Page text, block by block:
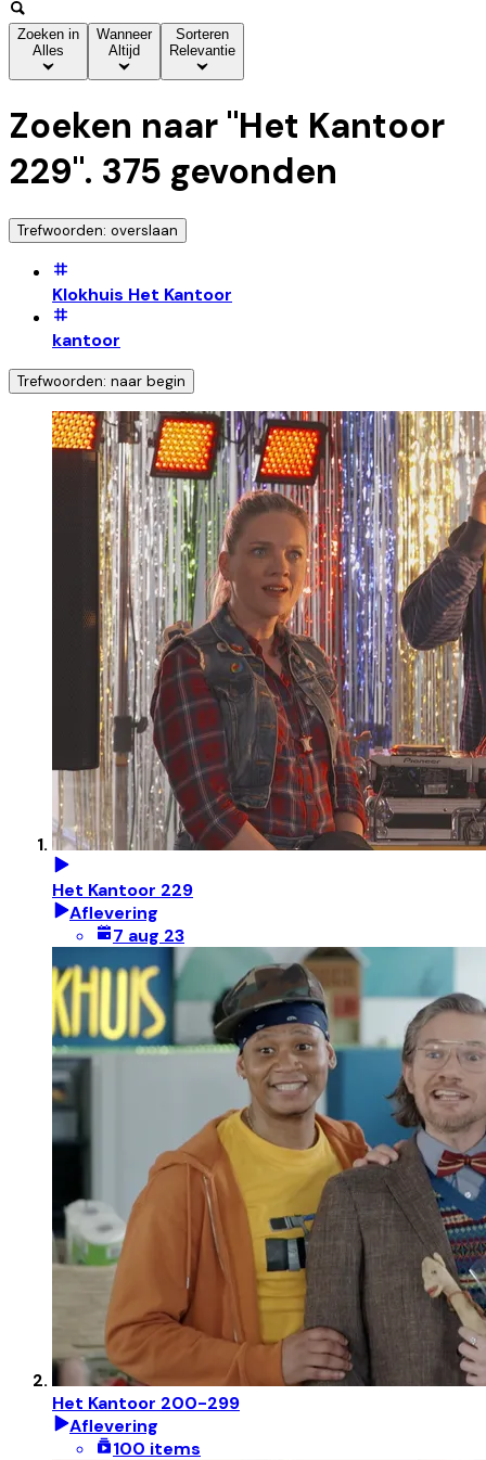
Zoeken in
Alles
Wanneer
Altijd
Sorteren
Relevantie
Zoeken naar "Het Kantoor
229". 375 gevonden
Trefwoorden: overslaan
Klokhuis Het Kantoor
kantoor
Trefwoorden: naar begin
Het Kantoor 229
Aflevering
7 aug 23
Het Kantoor 200-299
Aflevering
100 items